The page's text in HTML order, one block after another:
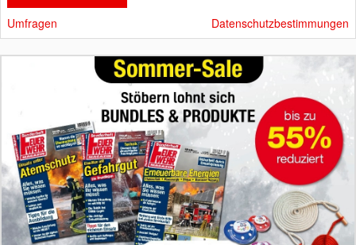
Umfragen Datenschutzbestimmungen